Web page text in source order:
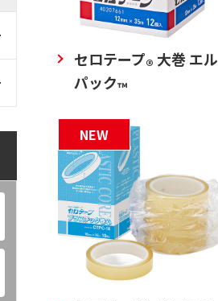
セロテープ® 大巻 エル
パック™
NEW